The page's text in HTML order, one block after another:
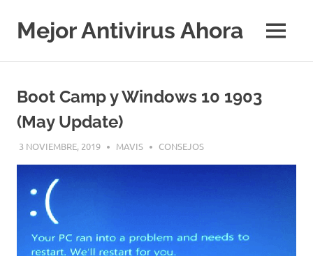
contenido
Mejor Antivirus Ahora MENÚ
Boot Camp y Windows 10 1903
(May Update)
3 NOVIEMBRE, 2019 MAVIS CONSEJOS